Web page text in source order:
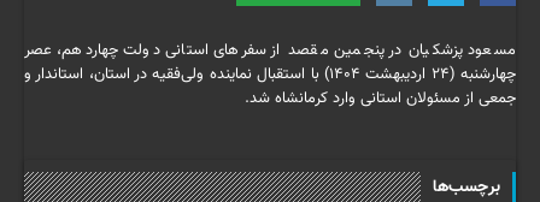
مسعود پزشکیان در پنجمین مقصد از سفرهای استانی دولت چهاردهم، عصر
چهارشنبه (۲۴ اردیبهشت ۱۴۰۴) با استقبال نماینده ولی‌فقیه در استان، استاندار و
جمعی از مسئولان استانی وارد کرمانشاه شد.
برچسب‌ها